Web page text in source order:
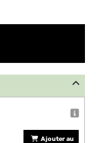
Ajouter au